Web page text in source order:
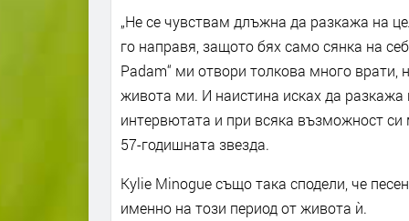
„Не се чувствам длъжна да разкажа на
го направя, защото бях само сянка на
Padam“ ми отвори толкова много врати,
живота ми. И наистина исках да разкажа
интервютата и при всяка възможност си
57-годишната звезда.
Kylie Minogue също така сподели, че
именно на този период от живота ѝ.